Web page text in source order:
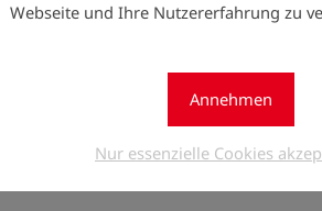
Webseite und Ihre Nutzererfahrung zu
Annehmen
Nur essenzielle Cookies